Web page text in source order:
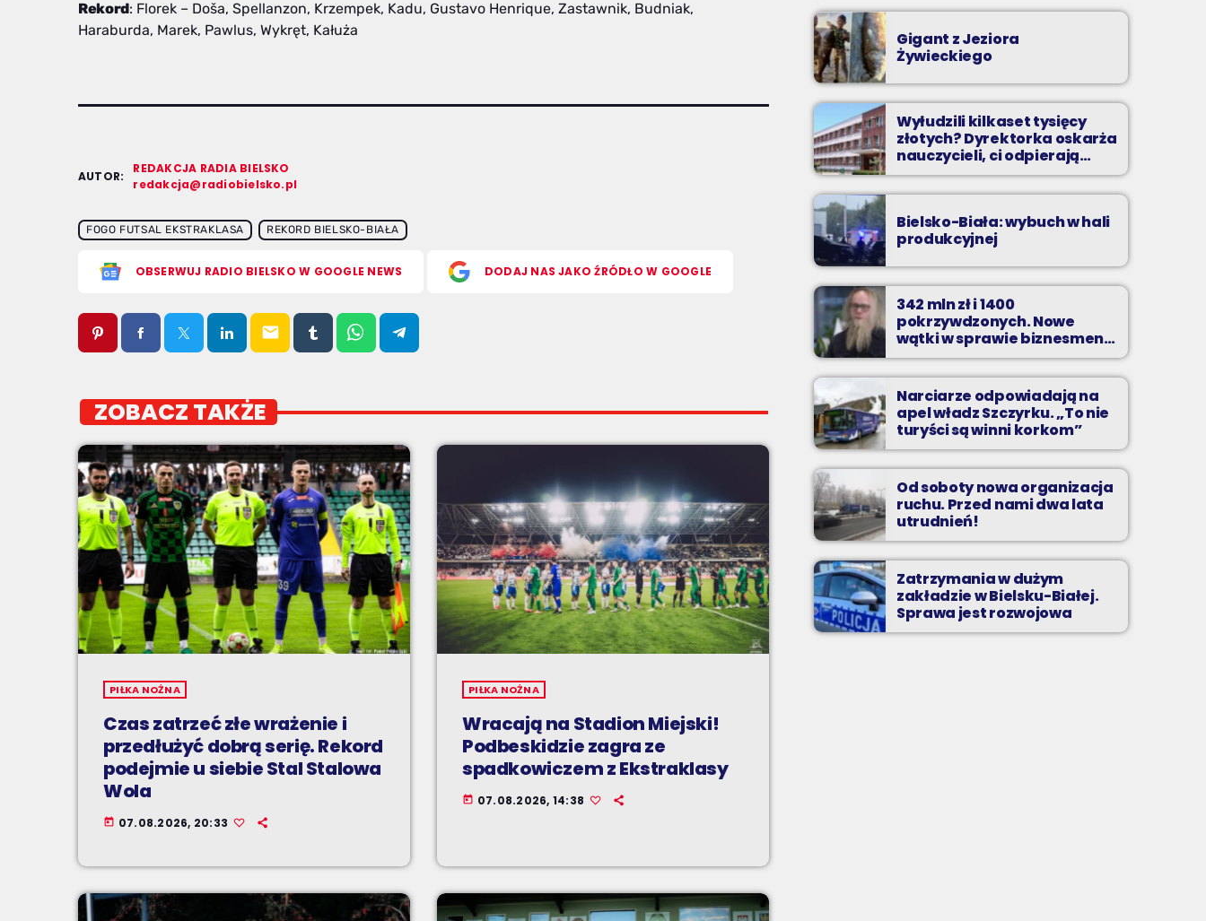
Rekord: Florek – Doša, Spellanzon, Krzempek, Kadu, Gustavo Henrique, Zastawnik, Budniak,
Haraburda, Marek, Pawlus, Wykręt, Kałuża
AUTOR:
REDAKCJA RADIA BIELSKO
redakcja@radiobielsko.pl
FOGO FUTSAL EKSTRAKLASA REKORD BIELSKO-BIAŁA
OBSERWUJ RADIO BIELSKO W GOOGLE NEWS DODAJ NAS JAKO ŹRÓDŁO W GOOGLE
email
ZOBACZ TAKŻE
PIŁKA NOŻNA
Czas zatrzeć złe wrażenie i
przedłużyć dobrą serię. Rekord
podejmie u siebie Stal Stalowa
Wola
today 07.08.2026, 20:33
PIŁKA NOŻNA
Wracają na Stadion Miejski!
Podbeskidzie zagra ze
spadkowiczem z Ekstraklasy
today 07.08.2026, 14:38
Gigant z Jeziora
Żywieckiego
Wyłudzili kilkaset tysięcy
złotych? Dyrektorka oskarża
nauczycieli, ci odpierają
zarzuty
Bielsko-Biała: wybuch w hali
produkcyjnej
342 mln zł i 1400
pokrzywdzonych. Nowe
wątki w sprawie biznesmena
z Bielska-Białej
Narciarze odpowiadają na
apel władz Szczyrku. „To nie
turyści są winni korkom”
Od soboty nowa organizacja
ruchu. Przed nami dwa lata
utrudnień!
Zatrzymania w dużym
zakładzie w Bielsku-Białej.
Sprawa jest rozwojowa